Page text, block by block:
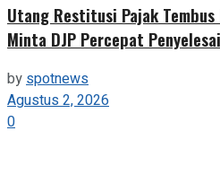
Utang Restitusi Pajak
Minta DJP Percepat
byspotnews
Agustus 2, 2026
0